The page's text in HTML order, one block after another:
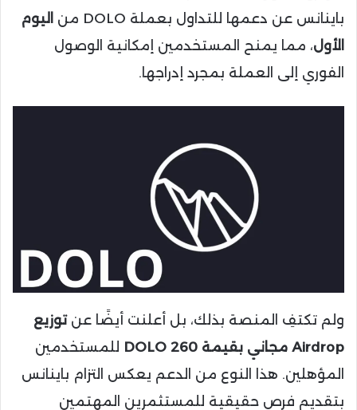
باينانس عن دعمها للتداول بعملة DOLO من
اليوم
الأول، مما يمنح المستخدمين إمكانية الوصول
الفوري إلى العملة بمجرد إدراجها.
ولم تكتفِ المنصة بذلك، بل أعلنت أيضًا عنتوزيع
Airdrop مجاني بقيمة 260 DOLO
للمستخدمين
المؤهلين. هذا النوع من الدعم يعكس التزام باينانس
بتقديم فرص حقيقية للمستثمرين المهتمين